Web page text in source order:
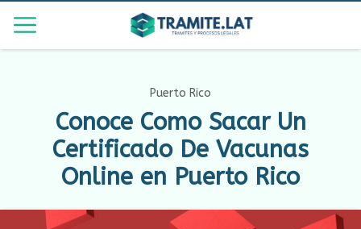
Puerto Rico
Conoce Como Sacar Un
Certificado De Vacunas
Online en Puerto Rico